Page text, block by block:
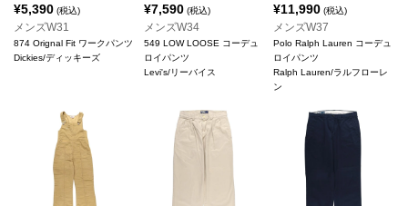
¥5,390 (税込)
メンズW31
874 Orignal Fit ワークパンツ
Dickies/ディッキーズ
¥7,590(税込)
メンズW34
549 LOW LOOSE コーデュ
ロイパンツ
Levi's/リーバイス
¥11,990 (税込)
メンズW37
Polo Ralph Lauren コーデュ
ロイパンツ
Ralph Lauren/ラルフローレ
ン